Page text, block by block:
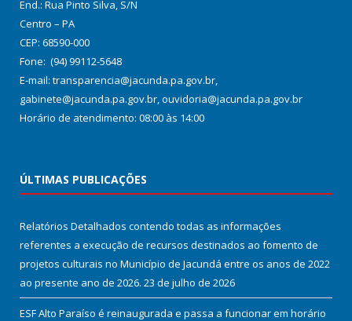
End.: Rua Pinto Silva, S/N
Centro – PA
CEP: 68590-000
Fone: (94) 99112-5648
E-mail: transparencia@jacunda.pa.gov.br,
gabinete@jacunda.pa.gov.br, ouvidoria@jacunda.pa.gov.br
Horário de atendimento: 08:00 às 14:00
ÚLTIMAS PUBLICAÇÕES
Relatórios Detalhados contendo todas as informações
referentes a execução de recursos destinados ao fomento de
projetos culturais no Município de Jacundá entre os anos de 2022
ao presente ano de 2026. 23 de julho de 2026
ESF Alto Paraíso é reinaugurada e passa a funcionar em horário